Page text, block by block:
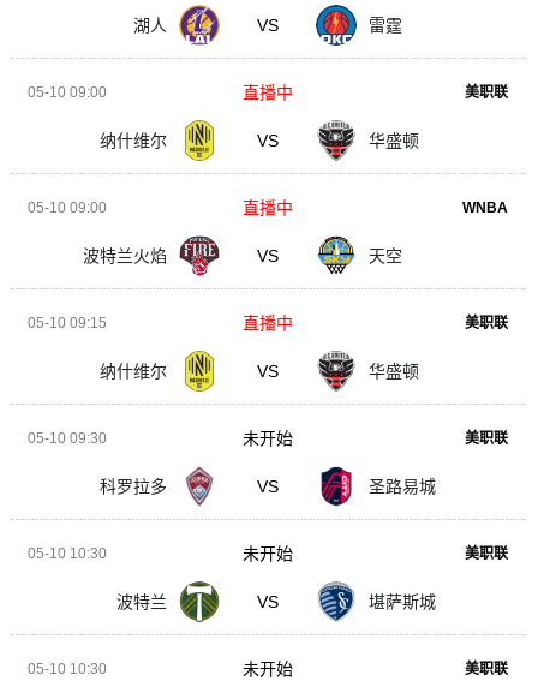
湖人 VS 雷霆
05-10 09:00 美职联
纳什维尔 VS 华盛顿
直播中
05-10 09:00 WNBA
波特兰火焰 VS 天空
直播中
05-10 09:15 美职联
纳什维尔 VS 华盛顿
直播中
05-10 09:30 美职联
科罗拉多 VS 圣路易城
未开始
05-10 10:30 美职联
波特兰 VS 堪萨斯城
未开始
05-10 10:30 美职联
未开始